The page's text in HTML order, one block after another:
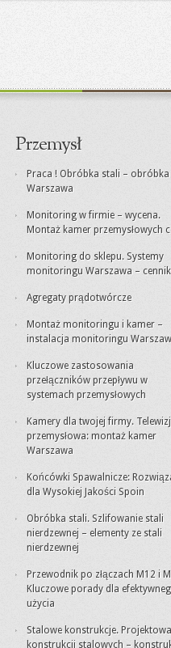
Przemysł
Praca ! Obróbka stali – obróbka
Warszawa
Monitoring w firmie – wycena.
Montaż kamer przemysłowych
Monitoring do sklepu. Systemy
monitoringu Warszawa – cennik
Agregaty prądotwórcze
Montaż monitoringu i kamer –
instalacja monitoringu
Kluczowe zastosowania
przełączników przepływu w
systemach przemysłowych
Kamery dla twojej firmy.
przemysłowa: montaż kamer
Warszawa
Końcówki Spawalnicze:
dla Wysokiej Jakości Spoin
Obróbka stali. Szlifowanie stali
nierdzewnej – elementy ze stali
nierdzewnej
Przewodnik po złączach M12 i
Kluczowe porady dla
użycia
Stalowe konstrukcje.
konstrukcji stalowych –